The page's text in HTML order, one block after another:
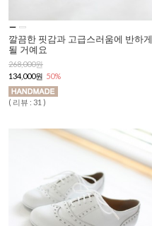
깔끔한 핏감과 고급스러움에 반하게
될 거예요
268,000원
134,000원 50%
( 리뷰 : 31 )